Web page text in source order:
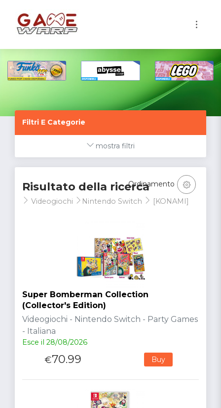
Filtri E Categorie
mostra filtri
Risultato della ricerca
Videogiochi Nintendo Switch [KONAMI]
Ordinamento
Super Bomberman Collection
(Collector's Edition)
Videogiochi - Nintendo Switch - Party Games
- Italiana
Esce il 28/08/2026
€70.99 Buy